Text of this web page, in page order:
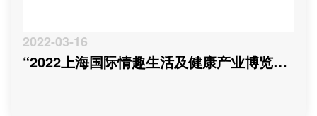
2022-03-16
“2022上海国际情趣生活及健康产业博览